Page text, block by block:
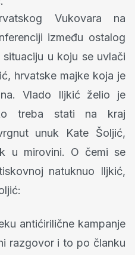
Vukovara na
između ostalog
u koju se uvlači
hrvatske majke koja je
Vlado Iljkić želio je
treba stati na kraj
unuk Kate Šoljić,
u mirovini. O čemi se
natuknuo Iljkić,
antićirilične kampanje
razgovor i to po članku